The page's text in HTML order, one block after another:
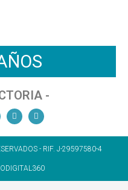
-
- RIF. J-29597580-4